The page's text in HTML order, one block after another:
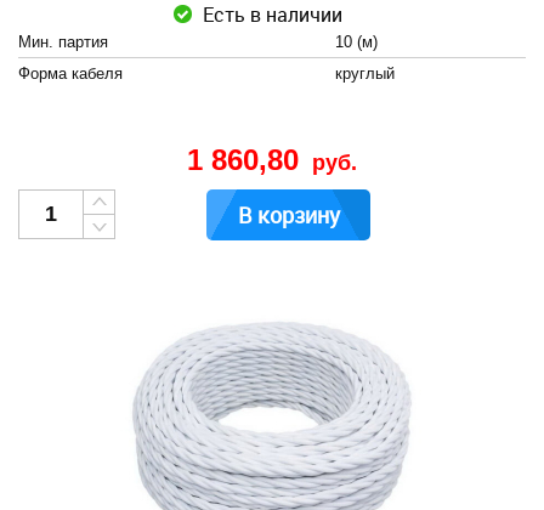
Есть в наличии
Мин. партия
10 (м)
Форма кабеля
круглый
1 860,80 руб.
В корзину